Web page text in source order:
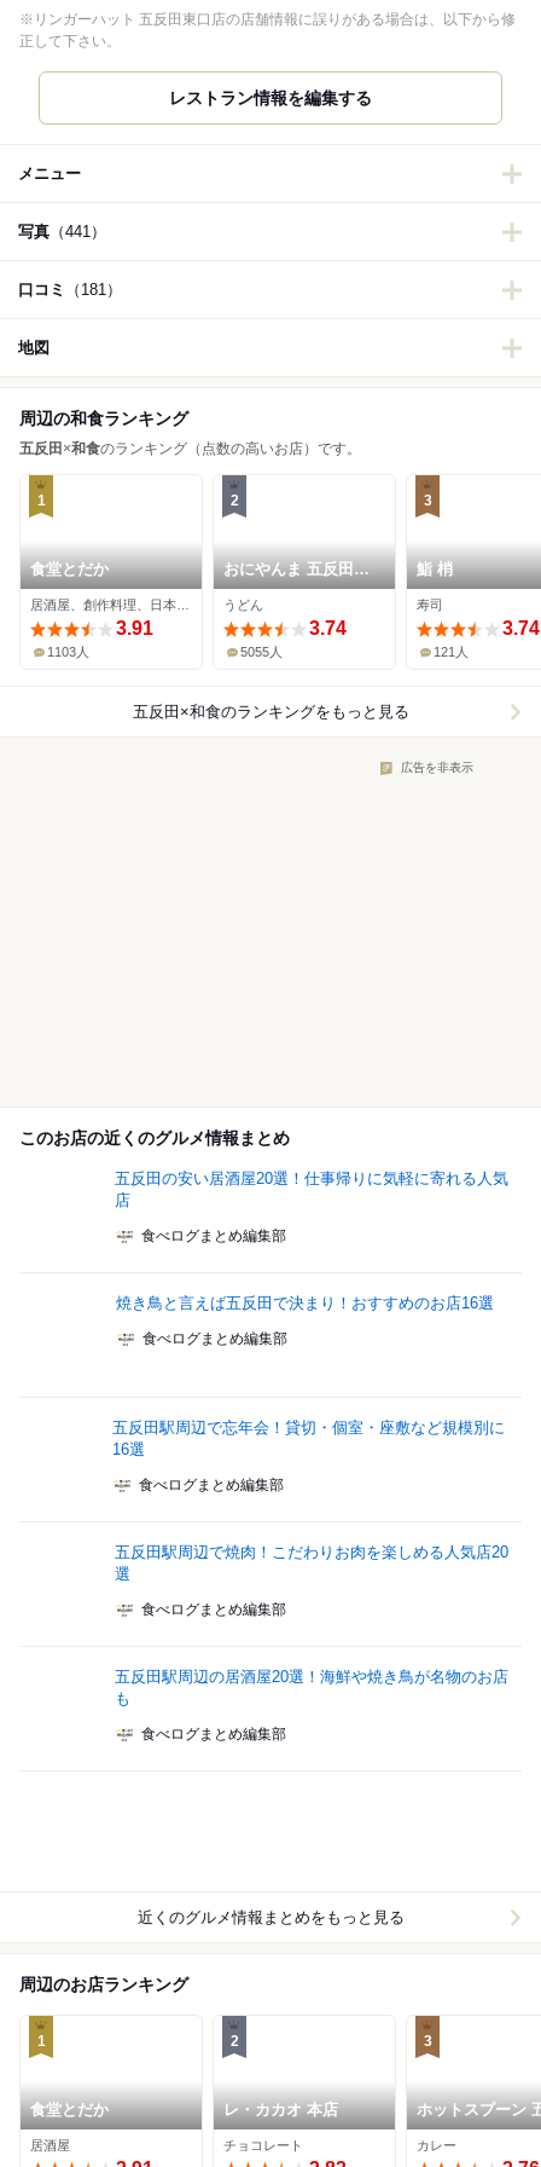
※リンガーハット 五反田東口店の店舗情報に誤りがある場合は、以下から修
正して下さい。
レストラン情報を編集する
メニュー
写真 （441）
口コミ （181）
地図
周辺の和食ランキング
五反田 ×和食のランキング（点数の高いお店）です。
1
食堂とだか
3.91
1103人
2
おにやんま 五反田本
店
うどん
3.74
5055人
3
鮨 梢
寿司
3.74
121人
五反田×和食のランキングをもっと見る
広告を非表示
このお店の近くのグルメ情報まとめ
五反田の安い居酒屋20選！仕事帰りに気軽に寄れる人気
店
食べログまとめ編集部
焼き鳥と言えば五反田で決まり！おすすめのお店16選
食べログまとめ編集部
五反田駅周辺で忘年会！貸切・個室・座敷など規模別に
16選
食べログまとめ編集部
五反田駅周辺で焼肉！こだわりお肉を楽しめる人気店20
選
食べログまとめ編集部
五反田駅周辺の居酒屋20選！海鮮や焼き鳥が名物のお店
も
食べログまとめ編集部
近くのグルメ情報まとめをもっと見る
周辺のお店ランキング
1
食堂とだか
居酒屋
2
レ・カカオ 本店
チョコレート
3
ホットスプーン
田店
カレー